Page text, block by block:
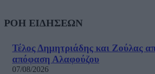
ΡΟΗ ΕΙΔΗΣΕΩΝ
Τέλος Δημητριάδης και Ζούλας
απόφαση Αλαφούζου
07/08/2026